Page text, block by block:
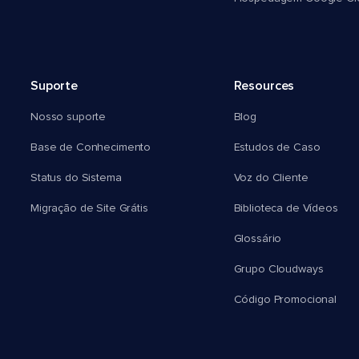
Suporte
Nosso suporte
Base de Conhecimento
Status do Sistema
Migração de Site Grátis
Resources
Blog
Estudos de Caso
Voz do Cliente
Biblioteca de Vídeos
Glossário
Grupo Cloudways
Código Promocional